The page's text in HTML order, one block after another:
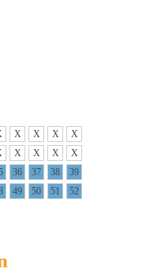
X X X
X
X X X
X
36 37 38
39
49 50 51
52